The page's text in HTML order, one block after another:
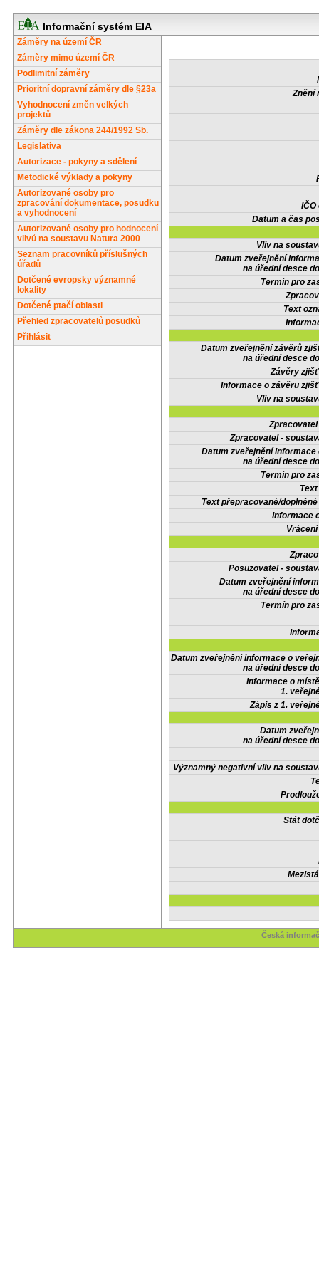
Informační systém EIA
Záměry na území ČR
Záměry mimo území ČR
Podlimitní záměry
Prioritní dopravní záměry dle §23a
Vyhodnocení změn velkých
projektů
Záměry dle zákona 244/1992 Sb.
Legislativa
Autorizace - pokyny a sdělení
Metodické výklady a pokyny
Autorizované osoby pro
zpracování dokumentace, posudku
a vyhodnocení
Autorizované osoby pro hodnocení
vlivů na soustavu Natura 2000
Seznam pracovníků příslušných
úřadů
Dotčené evropsky významné
lokality
Dotčené ptačí oblasti
Přehled zpracovatelů posudků
Přihlásit
Znění
IČO
Datum a čas
Vliv na
Datum zveřejnění
na úřední desce
Termín pro
Text
Datum zveřejnění závěrů
na úřední desce
Závěry
Informace o závěru
Vliv na
Zpracovatel -
Datum zveřejnění informace
na úřední desce
Termín pro
Text přepracované/
Informace
Posuzovatel -
Datum zveřejnění
na úřední desce
Termín pro
Datum zveřejnění informace o
na úřední desce
Informace o
1.
Zápis z 1.
Datum
na úřední desce
Významný negativní vliv na
Stát
Česká